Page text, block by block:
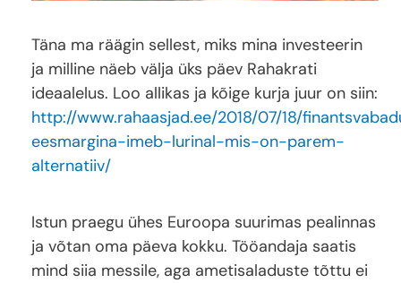
Täna ma räägin sellest, miks mina investeerin
ja milline näeb välja üks päev Rahakrati
ideaalelus. Loo allikas ja kõige kurja juur on siin:
http://www.rahaasjad.ee/2018/07/18/
eesmargina-imeb-lurinal-mis-on-parem-
alternatiiv/
Istun praegu ühes Euroopa suurimas pealinnas
ja võtan oma päeva kokku. Tööandaja saatis
mind siia messile, aga ametisaladuste tõttu ei